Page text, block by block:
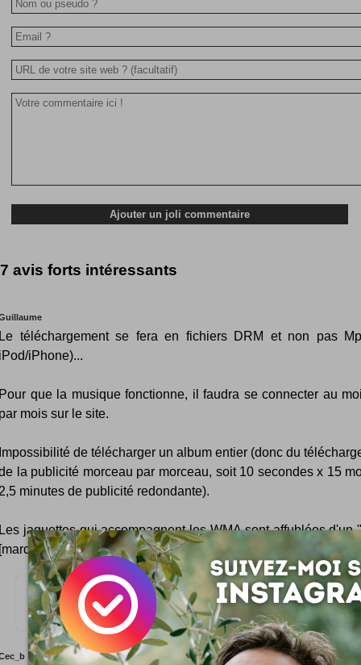
7 avis forts intéressants
téléchargement se fera en fichiers DRM et non pas
iPhone)...
que la musique fonctionne, il faudra se connecter au
mois sur le site.
de télécharger un album entier (donc du
la publicité morceau par morceau, soit 10 secondes x 15
minutes de publicité redondante).
jaquettes qui accompagnent les WMA sont affublées d'un
sponsor]".
alors y'a d'autres avis sur beezik svp ??